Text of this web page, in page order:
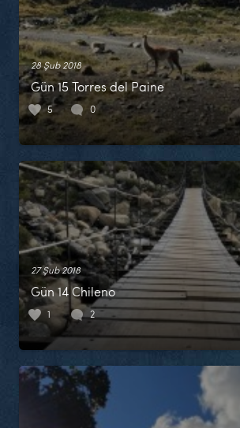
28 Şub 2018
Gün 15 Torres del Paine
5 0
27 Şub 2018
Gün 14 Chileno
1 2